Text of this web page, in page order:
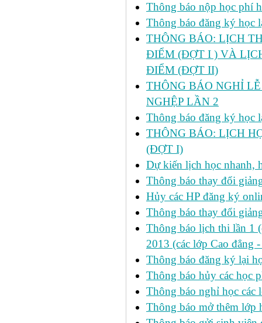
Thông báo nộp học phí
Thông báo đăng ký học
THÔNG BÁO: LỊCH
ĐIỂM (ĐỢT I ) VÀ
ĐIỂM (ĐỢT II)
THÔNG BÁO NGHỈ
NGHỆP LẦN 2
Thông báo đăng ký học
THÔNG BÁO: LỊCH
(ĐỢT I)
Dự kiến lịch học nhanh,
Thông báo thay đổi
Hủy các HP đăng ký
Thông báo thay đổi
Thông báo lịch thi lần 1
2013 (các lớp Cao đẳng
Thông báo đăng ký lại
Thông báo hủy các học
Thông báo nghỉ học các
Thông báo mở thêm lớp